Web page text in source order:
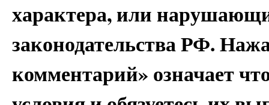
характера, или
законодательства РФ.
комментарий» означает